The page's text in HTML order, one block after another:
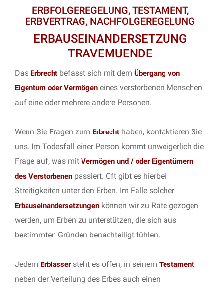
ERBFOLGEREGELUNG, TESTAMENT,
ERBVERTRAG, NACHFOLGEREGELUNG
ERBAUSEINANDERSETZUNG
TRAVEMUENDE
Das Erbrecht befasst sich mit dem Übergang von
Eigentum oder Vermögen eines verstorbenen Menschen
auf eine oder mehrere andere Personen.
Wenn Sie Fragen zum Erbrecht haben, kontaktieren Sie
uns. Im Todesfall einer Person kommt unweigerlich die
Frage auf, was mit Vermögen und / oder Eigentümern
des Verstorbenen passiert. Oft gibt es hierbei
Streitigkeiten unter den Erben. Im Falle solcher
Erbauseinandersetzungen können wir zu Rate gezogen
werden, um Erben zu unterstützen, die sich aus
bestimmten Gründen benachteiligt fühlen.
Jedem Erblassersteht es offen, in seinem Testament
neben der Verteilung des Erbes auch einen